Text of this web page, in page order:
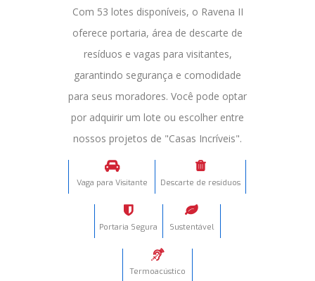
Com 53 lotes disponíveis, o Ravena II
oferece portaria, área de descarte de
resíduos e vagas para visitantes,
garantindo segurança e comodidade
para seus moradores. Você pode optar
por adquirir um lote ou escolher entre
nossos projetos de "Casas Incríveis".
Vaga para Visitante Descarte de resíduos
Portaria Segura Sustentável
Termoacústico